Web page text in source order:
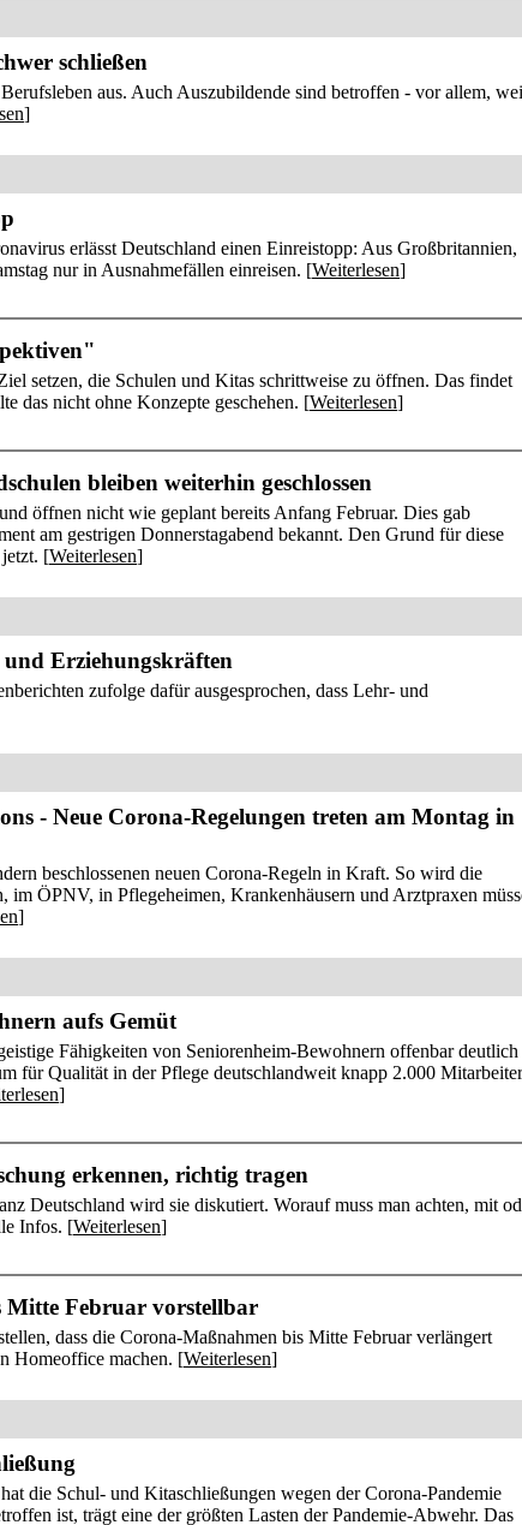
schließen
aus. Auch Auszubildende sind betroffen - vor allem,
]
erlässt Deutschland einen Einreistopp: Aus Großbritannien,
nur in Ausnahmefällen einreisen. [Weiterlesen]
setzen, die Schulen und Kitas schrittweise zu öffnen. Das findet
das nicht ohne Konzepte geschehen. [Weiterlesen]
bleiben weiterhin geschlossen
öffnen nicht wie geplant bereits Anfang Februar. Dies gab
am gestrigen Donnerstagabend bekannt. Den Grund für diese
[Weiterlesen]
Erziehungskräften
zufolge dafür ausgesprochen, dass Lehr- und
- Neue Corona-Regelungen treten am Montag in
beschlossenen neuen Corona-Regeln in Kraft. So wird die
ÖPNV, in Pflegeheimen, Krankenhäusern und Arztpraxen
]
aufs Gemüt
Fähigkeiten von Seniorenheim-Bewohnern offenbar deutlich
für Qualität in der Pflege deutschlandweit knapp 2.000 Mitarbeiter
]
erkennen, richtig tragen
Deutschland wird sie diskutiert. Worauf muss man achten, mit
Infos. [Weiterlesen]
Mitte Februar vorstellbar
dass die Corona-Maßnahmen bis Mitte Februar verlängert
Homeoffice machen. [Weiterlesen]
die Schul- und Kitaschließungen wegen der Corona-Pandemie
ist, trägt eine der größten Lasten der Pandemie-Abwehr. Das